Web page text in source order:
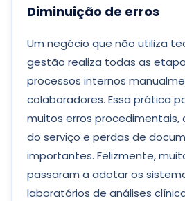
Diminuição de erros
Um negócio que não utiliza
gestão realiza todas as
processos internos
colaboradores. Essa prática
muitos erros procedimentais,
do serviço e perdas de
importantes. Felizmente,
passaram a adotar os
laboratórios de análises